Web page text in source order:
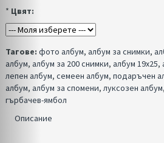
* Цвят:
Тагове: фото албум, албум за снимки,
албум, албум за 200 снимки, албум 19х25,
лепен албум, семеен албум, подаръчен
албум, албум за спомени, луксозен албум,
гърбачев-ямбол
Описание